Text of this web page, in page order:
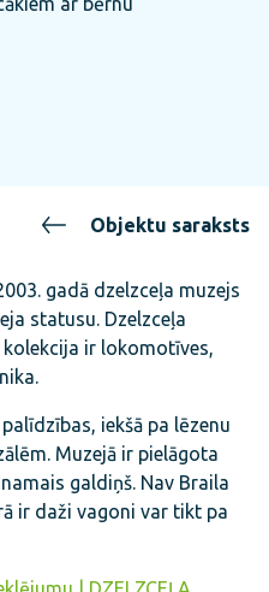
Objektu saraksts
gadā dzelzceļa muzejs
statusu. Dzelzceļa
ir lokomotīves,
iekšā pa lēzenu
Muzejā ir pielāgota
galdiņš. Nav Braila
ir daži vagoni var tikt pa